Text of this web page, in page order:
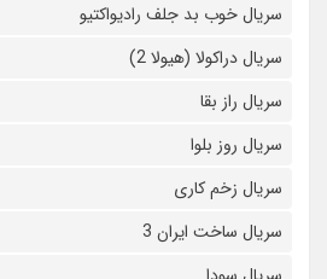
سریال خوب بد جلف رادیواکتیو
سریال دراکولا (هیولا 2)
سریال راز بقا
سریال روز بلوا
سریال زخم کاری
سریال ساخت ایران 3